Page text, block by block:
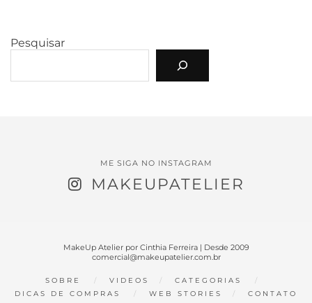
Pesquisar
ME SIGA NO INSTAGRAM
MAKEUPATELIER
MakeUp Atelier por Cinthia Ferreira | Desde 2009
comercial@makeupatelier.com.br
SOBRE VIDEOS
CATEGORIAS
DICAS DE COMPRAS
WEB STORIES CONTATO